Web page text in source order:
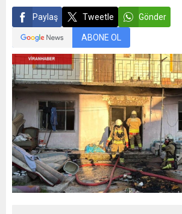
Paylaş Tweetle Gönder
ABONE OL